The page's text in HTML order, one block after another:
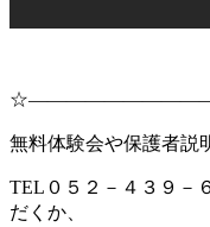
無料体験会や保護者説
TEL０５２－４３９－
だくか、